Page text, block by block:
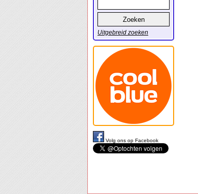
Uitgebreid zoeken
Volg ons op Facebook